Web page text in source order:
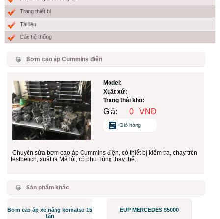
Trang thiết bị
Tài liệu
Các hệ thống
Bơm cao áp Cummins điện
Model:
Xuất xứ:
Trạng thái kho:
Giá: 0 VNĐ
Giỏ hàng
Chuyên sửa bơm cao áp Cummins điện, có thiết bị kiểm tra, chạy trên
testbench, xuất ra Mã lỗi, có phụ Tùng thay thế.
Sản phẩm khác
Bơm cao áp xe nâng komatsu 15
tấn
EUP MERCEDES S5000